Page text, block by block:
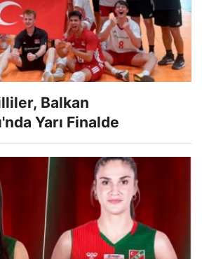
Balkan
Yarı Finalde